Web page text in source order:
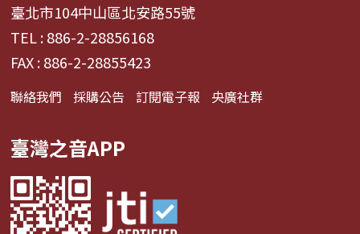
臺北市104中山區北安路55號
TEL : 886-2-28856168
FAX : 886-2-28855423
聯絡我們 採購公告 訂閱電子報 央廣社群
臺灣之音APP